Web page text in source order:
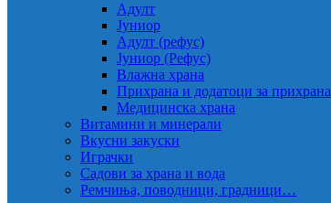
Адулт
Јуниор
Адулт (рефус)
Јуниор (Рефус)
Влажна храна
Прихрана и додатоци за прихрана
Медицинска храна
Витамини и минерали
Вкусни закуски
Играчки
Садови за храна и вода
Ремчиња, поводници, градници…